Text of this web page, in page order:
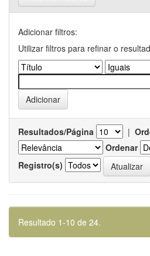
Adicionar filtros:
Utilizar filtros para refinar o
Resultados/Página |
Ordenar
Registro(s)
Resultado 1-10 de 24.